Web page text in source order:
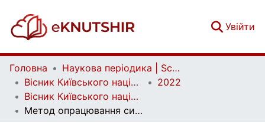
Увійти
Головна
Наукова періодика | Scientific periodicals
Вісник Київського національного університету імені Тараса Шевченка. Астрономія | Bulletin of Taras Shevchenko National University of Kyiv. Astronomy
2022
Вісник Київського національного університету імені Тараса Шевченка. Астрономія. Вип. 2 (66)
Метод опрацювання синхронних спостережень покриттів зір астероїдом із кількох пунктів